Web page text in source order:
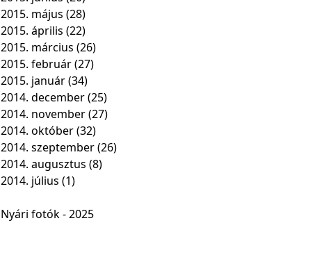
2015. május (28)
2015. április (22)
2015. március (26)
2015. február(27)
2015. január(34)
2014. december(25)
2014. november(27)
2014. október(32)
2014. szeptember(26)
2014. augusztus (8)
2014. július (1)
Nyári fotók - 2025